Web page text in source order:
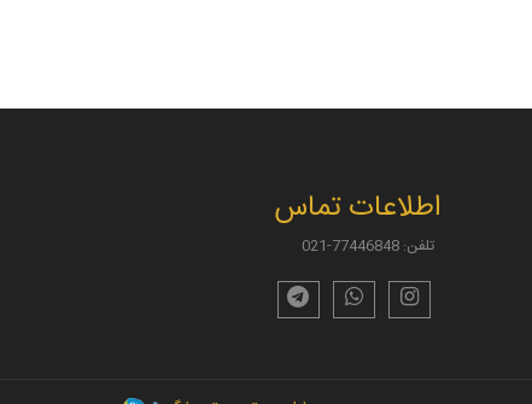
اطلاعات تماس
تلفن: 77446848-021